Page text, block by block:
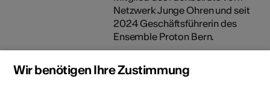
Netzwerk Junge Ohren und seit
2024 Geschäftsführerin des
Ensemble Proton Bern.
Miriam Tufan
Wir benötigen Ihre Zustimmung